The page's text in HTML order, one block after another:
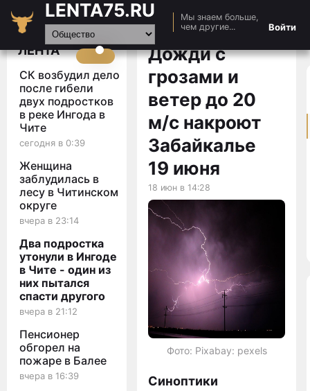
LENTA75.RU
Мы знаем больше,
чем другие...
Войти
Главная
Новости
Видео
Статьи
ЛЕНТА
СК возбудил дело
после гибели
двух подростков
в реке Ингода в
Чите
сегодня в 0:39
Женщина
заблудилась в
лесу в Читинском
округе
вчера в 23:14
Два подростка
утонули в Ингоде
в Чите - один из
них пытался
спасти другого
вчера в 21:12
Пенсионер
обгорел на
пожаре в Балее
вчера в 16:39
Дожди с
грозами и
ветер до 20
м/с накроют
Забайкалье
19 июня
18 июн в 14:28
Фото: Pixabay: pexels
Синоптики